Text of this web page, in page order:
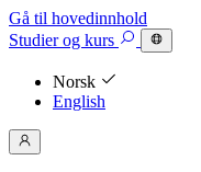
Gå til hovedinnhold
Studierog kurs
Norsk
English